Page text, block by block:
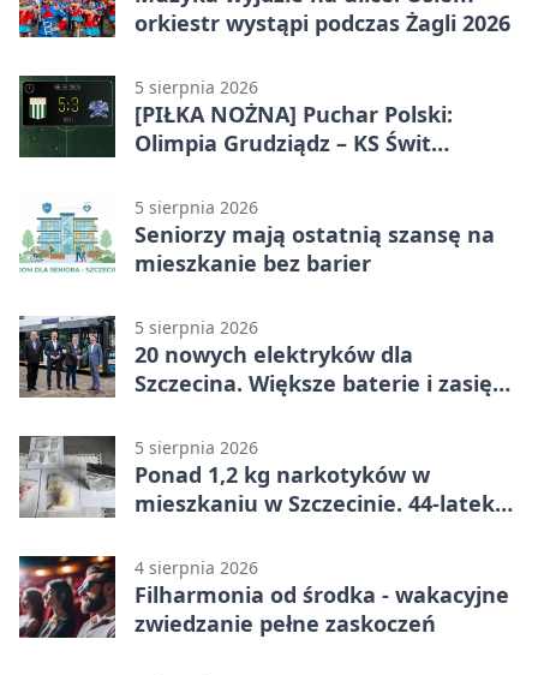
orkiestr wystąpi podczas Żagli 2026
5 sierpnia 2026
[PIŁKA NOŻNA] Puchar Polski:
Olimpia Grudziądz – KS Świt
stracił dwubramkowe prowadzenie
5 sierpnia 2026
Seniorzy mają ostatnią szansę na
mieszkanie bez barier
5 sierpnia 2026
20 nowych elektryków dla
Szczecina. Większe baterie i zasięg
5 sierpnia 2026
Ponad 1,2 kg narkotyków w
mieszkaniu w Szczecinie. 44-latek
4 sierpnia 2026
Filharmonia od środka - wakacyjne
zwiedzanie pełne zaskoczeń